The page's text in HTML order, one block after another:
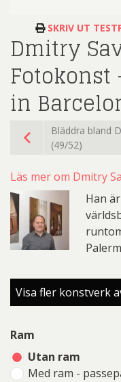
SKRIV UT
Dmitry
in
Bläddra bland
(49/52)
Läs mer om Dmitry
Han
Visa fler konstverk
Ram
Utan ram
Med ram -